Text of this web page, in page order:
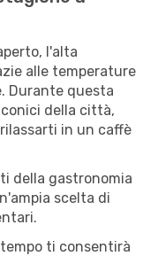
l'alta
alle temperature
Durante questa
della città,
in un caffè
della gastronomia
scelta di
ti consentirà